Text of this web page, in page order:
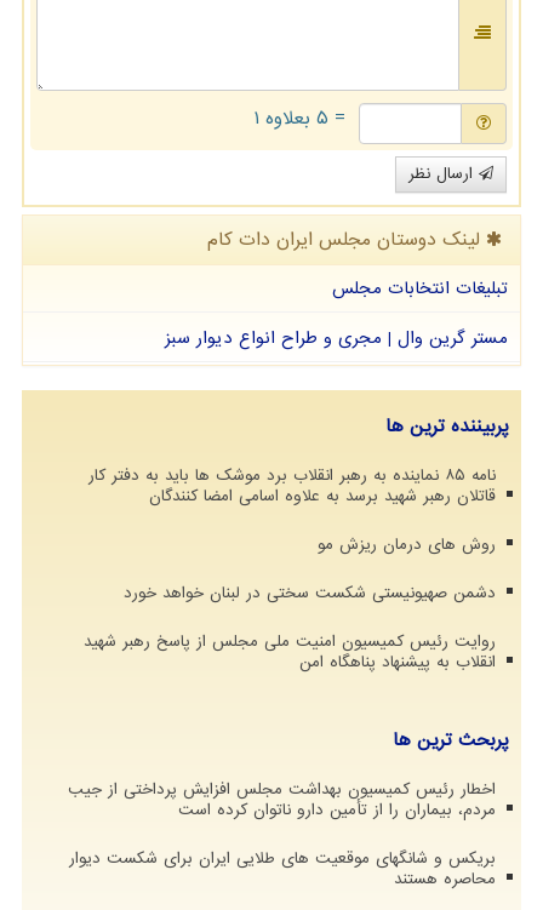
= ۵ بعلاوه ۱
ارسال نظر
لینک دوستان مجلس ایران دات كام
تبلیغات انتخابات مجلس
مستر گرین وال | مجری و طراح انواع دیوار سبز
پربیننده ترین ها
نامه ۸۵ نماینده به رهبر انقلاب برد موشک ها باید به دفتر کار
قاتلان رهبر شهید برسد به علاوه اسامی امضا کنندگان
روش های درمان ریزش مو
دشمن صهیونیستی شکست سختی در لبنان خواهد خورد
روایت رئیس کمیسیون امنیت ملی مجلس از پاسخ رهبر شهید
انقلاب به پیشنهاد پناهگاه امن
پربحث ترین ها
اخطار رئیس کمیسیون بهداشت مجلس افزایش پرداختی از جیب
مردم، بیماران را از تأمین دارو ناتوان کرده است
بریکس و شانگهای موقعیت های طلایی ایران برای شکست دیوار
محاصره هستند